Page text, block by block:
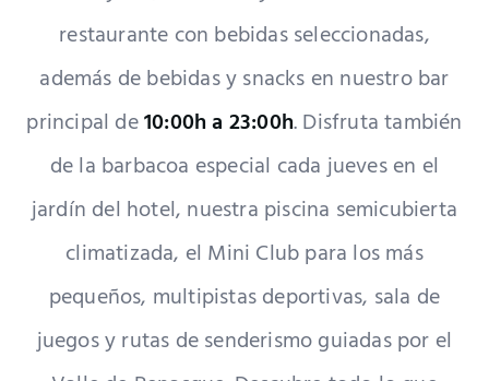
restaurante con bebidas seleccionadas,
además de bebidas y snacks en nuestro bar
principal de10:00h a 23:00h. Disfruta también
de la barbacoa especial cada jueves en el
jardín del hotel, nuestra piscina semicubierta
climatizada, el Mini Club para los más
pequeños, multipistas deportivas, sala de
juegos y rutas de senderismo guiadas por el